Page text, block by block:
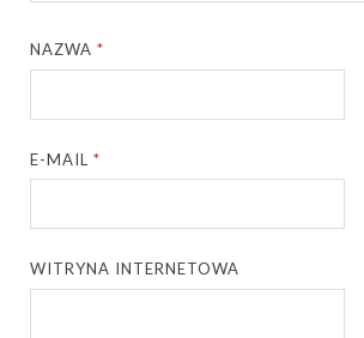
NAZWA*
E-MAIL*
WITRYNA INTERNETOWA